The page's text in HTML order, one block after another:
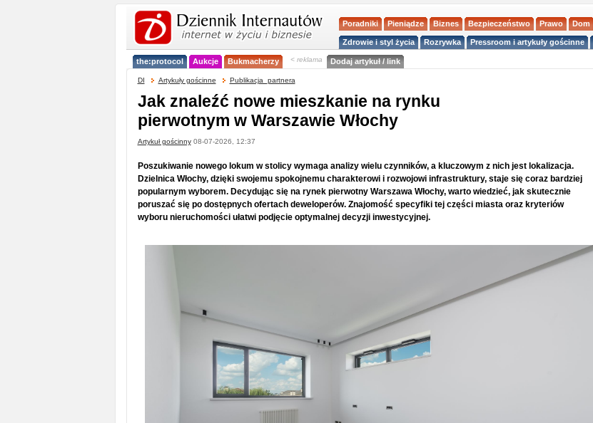
Poradniki Pieniądze Biznes Bezpieczeństwo Prawo Dom
Zdrowie i styl życia Rozrywka Pressroom i artykuły gościnne
the:protocol Aukcje Bukmacherzy < reklama Dodaj artykuł / link
DI Artykuły gościnne Publikacja_partnera
Jak znaleźć nowe mieszkanie na rynku
pierwotnym w Warszawie Włochy
Artykuł gościnny08-07-2026, 12:37
Poszukiwanie nowego lokum w stolicy wymaga analizy wielu czynników, a kluczowym z nich jest lokalizacja.
Dzielnica Włochy, dzięki swojemu spokojnemu charakterowi i rozwojowi infrastruktury, staje się coraz bardziej
popularnym wyborem. Decydując się na rynek pierwotny Warszawa Włochy, warto wiedzieć, jak skutecznie
poruszać się po dostępnych ofertach deweloperów. Znajomość specyfiki tej części miasta oraz kryteriów
wyboru nieruchomości ułatwi podjęcie optymalnej decyzji inwestycyjnej.